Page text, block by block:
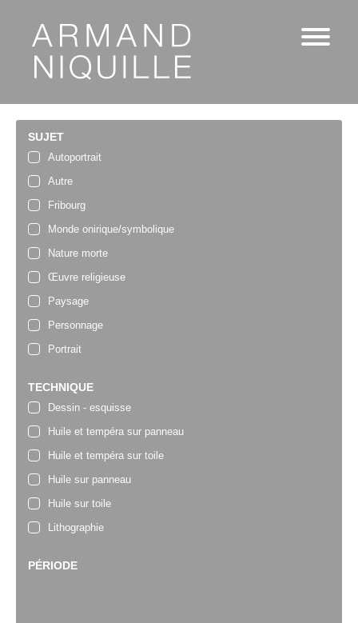
SUJET
Autoportrait
Autre
Fribourg
Monde onirique/symbolique
Nature morte
Œuvre religieuse
Paysage
Personnage
Portrait
TECHNIQUE
Dessin - esquisse
Huile et tempéra sur panneau
Huile et tempéra sur toile
Huile sur panneau
Huile sur toile
Lithographie
PÉRIODE